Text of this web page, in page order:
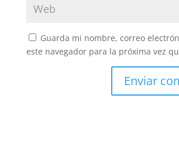
Guarda mi nombre, correo
este navegador para la próxima vez